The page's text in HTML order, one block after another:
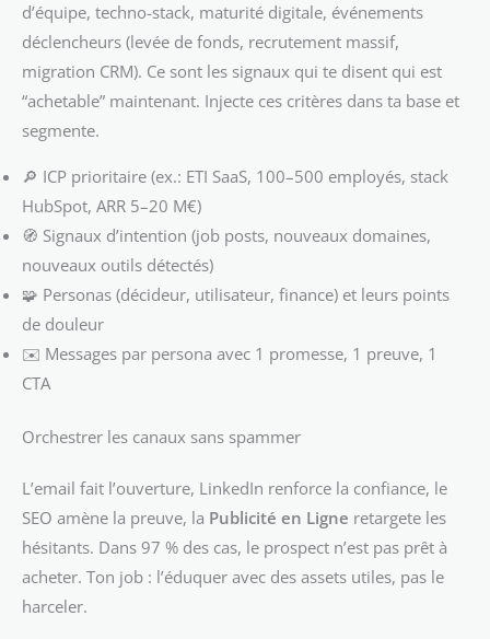
d’équipe, techno-stack, maturité digitale, événements
déclencheurs (levée de fonds, recrutement massif,
migration CRM). Ce sont les signaux qui te disent qui est
“achetable” maintenant. Injecte ces critères dans ta base et
segmente.
🔎 ICP prioritaire (ex.: ETI SaaS, 100–500 employés, stack
HubSpot, ARR 5–20 M€)
🧭 Signaux d’intention (job posts, nouveaux domaines,
nouveaux outils détectés)
🧩 Personas (décideur, utilisateur, finance) et leurs points
de douleur
✉️ Messages par persona avec 1 promesse, 1 preuve, 1
CTA
Orchestrer les canaux sans spammer
L’email fait l’ouverture, LinkedIn renforce la confiance, le
SEO amène la preuve, la Publicité en Ligne retargete les
hésitants. Dans 97 % des cas, le prospect n’est pas prêt à
acheter. Ton job : l’éduquer avec des assets utiles, pas le
harceler.